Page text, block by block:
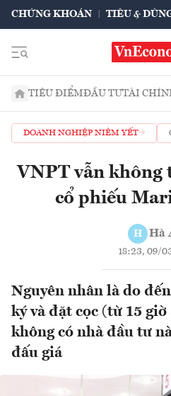
CHỨNG KHOÁN TIÊU &
TIÊU ĐIỂMĐẦU TƯTÀI
DOANH NGHIỆP NIÊM YẾT
VNPT vẫn không
cổ phiếu
H Hà
18:23, 09/
Nguyên nhân là do
ký và đặt cọc (từ 15
không có nhà đầu tư
đấu giá